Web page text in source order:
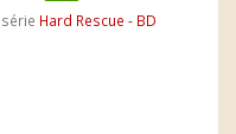
Hard Rescue - BD